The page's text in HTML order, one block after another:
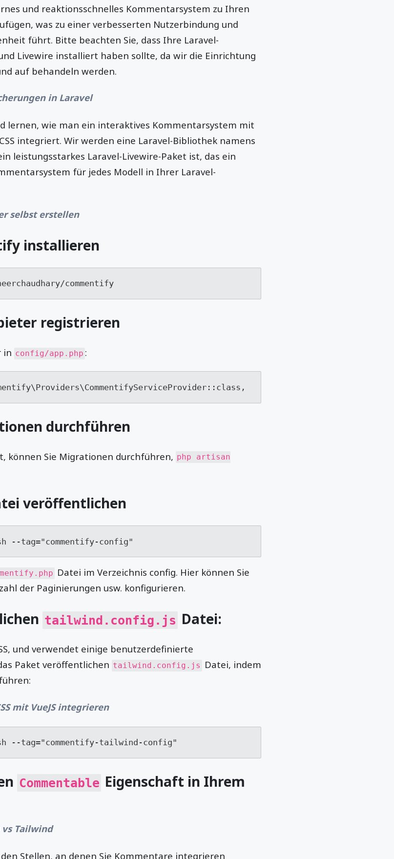
und reaktionsschnelles Kommentarsystem zu Ihren
was zu einer verbesserten Nutzerbindung und
führt. Bitte beachten Sie, dass Ihre Laravel-
Livewire installiert haben sollte, da wir die Einrichtung
auf behandeln werden.
in Laravel
lernen, wie man ein interaktives Kommentarsystem mit
integriert. Wir werden eine Laravel-Bibliothek namens
leistungsstarkes Laravel-Livewire-Paket ist, das ein
für jedes Modell in Ihrer Laravel-
selbst erstellen
installieren
commentify
registrieren
in config/app.php :
durchführen
können Sie Migrationen durchführen, php artisan
veröffentlichen
--tag="commentify-config"
Datei im Verzeichnis config. Hier können Sie
der Paginierungen usw. konfigurieren.
tailwind.config.js Datei:
und verwendet einige benutzerdefinierte
Paket veröffentlichen tailwind.config.js
Datei, indem
mit VueJS integrieren
--tag="commentify-tailwind-config"
Commentable Eigenschaft in Ihrem
Tailwind
Stellen, an denen Sie Kommentare integrieren